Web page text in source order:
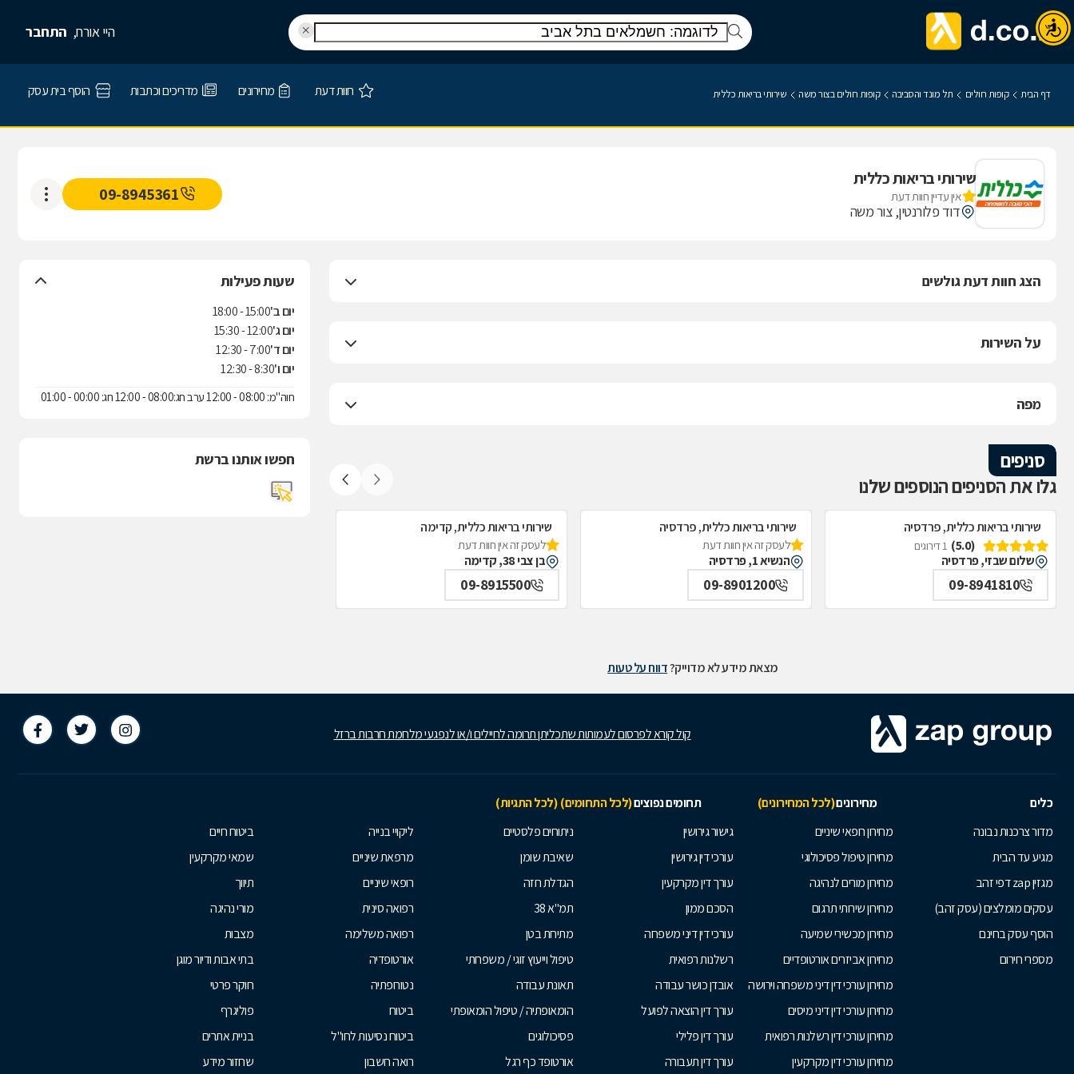
היי אורח, התחבר
דף הבית קופות חולים תל מונד והסביבה קופות חולים בצור משה שירותי בריאות כללית חוות דעת מחירונים מדריכים וכתבות הוסף בית עסק
שירותי בריאות כללית
אין עדיין חוות דעת
דוד פלורנטין, צור משה
09-8945361
הצג חוות דעת גולשים
על השירות
מפה
סניפים
גלו את הסניפים הנוספים שלנו
שירותי בריאות כללית, פרדסיה
(5.0)
1 דירוגים
שלום שבזי, פרדסיה
09-8941810
שירותי בריאות כללית, פרדסיה
לעסק זה אין חוות דעת
הנשיא 1, פרדסיה
09-8901200
שירותי בריאות כללית, קדימה
לעסק זה אין חוות דעת
בן צבי 38, קדימה
09-8915500
שעות פעילות
יום ב'15:00 - 18:00
יום ג'12:00 - 15:30
יום ד'7:00 - 12:30
יום ו'8:30 - 12:30
חוה"מ: 08:00 - 12:00 ערב חג:08:00 - 12:00 חג: 00:00 - 01:00
חפשו אותנו ברשת
מצאת מידע לא מדוייק?דווח על טעות
קול קורא לפרסום לעמותות שתכליתן תרומה לחיילים ו/או לנפגעי מלחמת חרבות ברזל
כלים מחירונים(לכל המחירונים) תחומים נפוצים(לכל התחומים) (לכל התגיות)
מדור צרכנות נבונה
מגיע עד הבית
מגזין zap דפי זהב
עסקים מומלצים (עסק זהב)
הוסף עסק בחינם
מספרי חירום
מחירון רופאי שיניים
מחירון טיפול פסיכולוגי
מחירון מורים לנהיגה
מחירון שירותי תרגום
מחירון מכשירי שמיעה
מחירון אביזרים אורטופדיים
מחירון עורכי דין דיני משפחה וירושה
מחירון עורכי דין דיני מיסים
מחירון עורכי דין רשלנות רפואית
מחירון עורכי דין מקרקעין
גישור גירושין
עורכי דין גירושין
עורך דין מקרקעין
הסכם ממון
עורכי דין דיני משפחה
רשלנות רפואית
אובדן כושר עבודה
עורך דין הוצאה לפועל
עורך דין פלילי
עורך דין תעבורה
ניתוחים פלסטיים
שאיבת שומן
הגדלת חזה
תמ"א 38
מתיחת בטן
טיפול וייעוץ זוגי / משפחתי
תאונת עבודה
הומאופתיה / טיפול הומאופתי
פסיכולוגים
אורטופד כף רגל
ליקויי בנייה
מרפאת שיניים
רופאי שיניים
רפואה סינית
רפואה משלימה
אורטופדיה
נטורופתיה
ביטוח
ביטוח נסיעות לחו"ל
רואה חשבון
ביטוח חיים
שמאי מקרקעין
תיווך
מורי נהיגה
מצבות
בתי אבות ודיור מוגן
חוקר פרטי
פוליגרף
בניית אתרים
שחזור מידע